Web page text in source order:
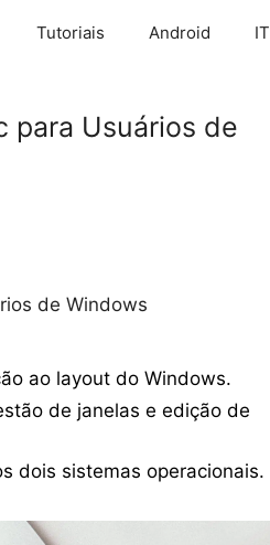
Tutoriais Android IT
para Usuários de
de Windows
ao layout do Windows.
de janelas e edição de
dois sistemas operacionais.